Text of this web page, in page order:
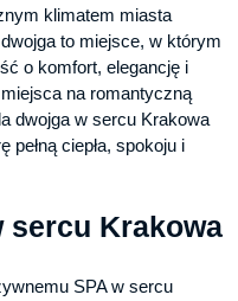
klimatem miasta
to miejsce, w którym
o komfort, elegancję i
na romantyczną
dwojga w sercu Krakowa
ciepła, spokoju i
sercu Krakowa
SPA w sercu